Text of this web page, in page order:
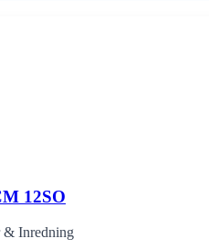
12SO
& Inredning